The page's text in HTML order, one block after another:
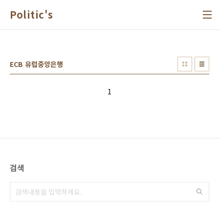
Politic's
ECB 유럽중앙은행
1
검색